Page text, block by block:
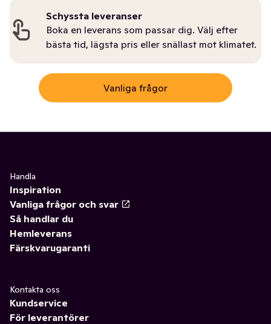
Schyssta leveranser
Boka en leverans som passar dig. Välj efter
bästa tid, lägsta pris eller snällast mot klimatet.
Vanliga frågor
Handla
Inspiration
Vanliga frågor och svar
Så handlar du
Hemleverans
Färskvarugaranti
Kontakta oss
Kundservice
För leverantörer